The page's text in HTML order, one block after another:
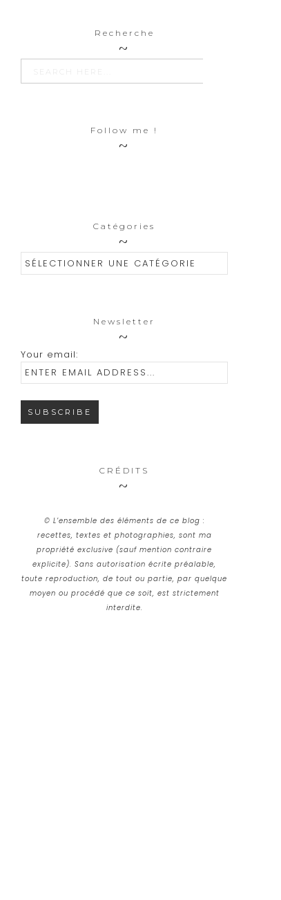
Recherche
Search SEARCH BUTTON
Follow me !
Catégories
Catégories
Newsletter
Your email:
CRÉDITS
© L’ensemble des éléments de ce blog :
recettes, textes et photographies, sont ma
propriété exclusive (sauf mention contraire
explicite). Sans autorisation écrite préalable,
toute reproduction, de tout ou partie, par quelque
moyen ou procédé que ce soit, est strictement
interdite.